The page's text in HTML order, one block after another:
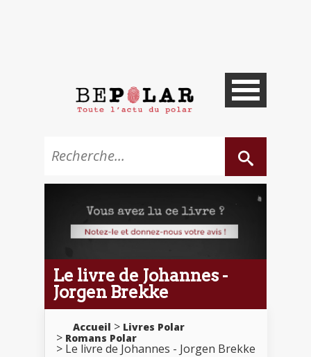
Le livre de Johannes -
Jorgen Brekke
Accueil
Livres Polar
Romans Polar
Le livre de Johannes - Jorgen Brekke